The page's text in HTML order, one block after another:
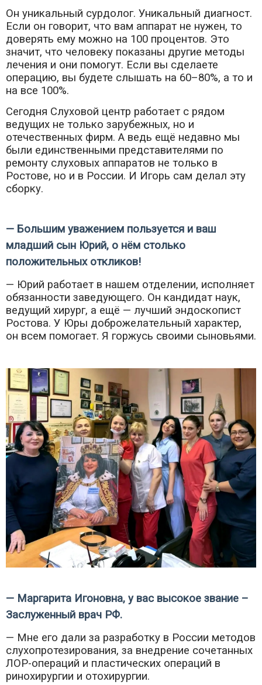
Он уникальный сурдолог. Уникальный диагност.
Если он говорит, что вам аппарат не нужен, то
доверять ему можно на 100 процентов. Это
значит, что человеку показаны другие методы
лечения и они помогут. Если вы сделаете
операцию, вы будете слышать на 60–80%, а то и
на все 100%.
Сегодня Слуховой центр работает с рядом
ведущих не только зарубежных, но и
отечественных фирм. А ведь ещё недавно мы
были единственными представителями по
ремонту слуховых аппаратов не только в
Ростове, но и в России. И Игорь сам делал эту
сборку.
— Большим уважением пользуется и ваш
младший сын Юрий, о нём столько
положительных откликов!
— Юрий работает в нашем отделении, исполняет
обязанности заведующего. Он кандидат наук,
ведущий хирург, а ещё — лучший эндоскопист
Ростова. У Юры доброжелательный характер,
он всем помогает. Я горжусь своими сыновьями.
— Маргарита Игоновна, у вас высокое звание –
Заслуженный врач РФ.
— Мне его дали за разработку в России методов
слухопротезирования, за внедрение сочетанных
ЛОР-операций и пластических операций в
ринохирургии и отохирургии.